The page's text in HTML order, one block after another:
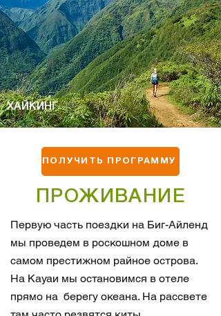
ХАЙКИНГ
ПОЛУЧИТЬ ПРОГРАММУ
ПРОЖИВАНИЕ
Первую часть поездки на Биг-Айленд
мы проведем в роскошном доме в
самом престижном райное острова.
На Кауаи мы остановимся в отеле
прямо на берегу океана. На рассвете